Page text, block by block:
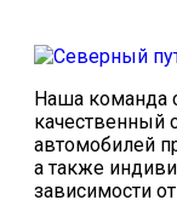
Наша команда
качественный
автомобилей
а также
зависимости